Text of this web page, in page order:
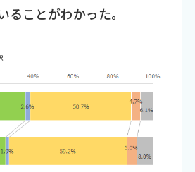
ることがわかった。